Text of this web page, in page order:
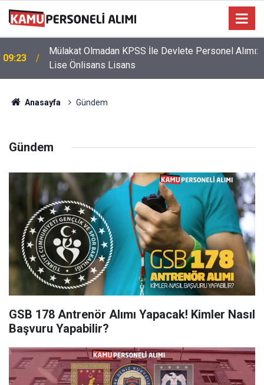
09:18
39 Tekniker Teknisyen Gassal Koruma Sağlık
Personeli Alımı: En Az Lise
Anasayfa Gündem
Gündem
GSB 178 Antrenör Alımı Yapacak! Kimler Nasıl
Başvuru Yapabilir?